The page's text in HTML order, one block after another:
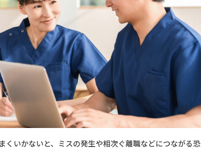
くいかないと、ミスの発生や相次ぐ離職などにつながる恐